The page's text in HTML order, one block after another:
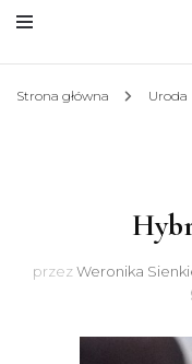
Strona główna Uroda
przezWeronika